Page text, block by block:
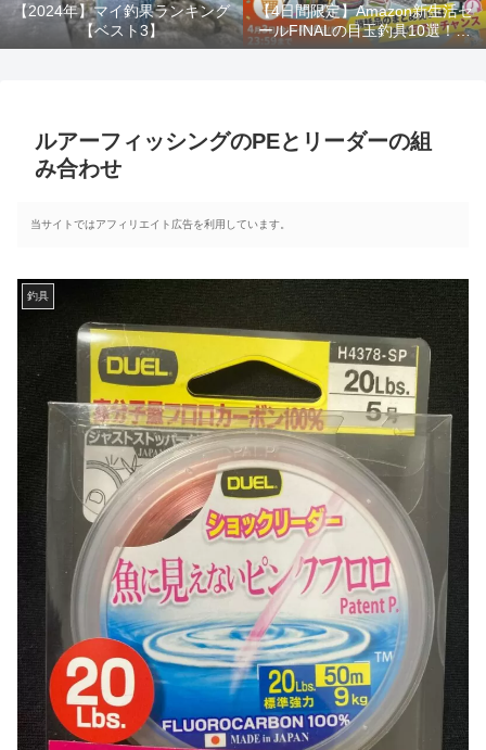
【2024年】マイ釣果ランキング
【ベスト3】
【4日間限定】Amazon新生活セ
ールFINALの目玉釣具10選！消
耗品のまとめ買いは今がラスト
ルアーフィッシングのPEとリーダーの組
み合わせ
当サイトではアフィリエイト広告を利用しています。
釣具